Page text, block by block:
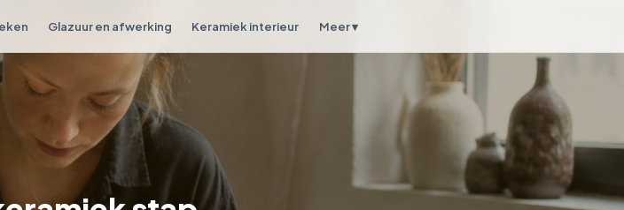
Glazuur en afwerking Keramiek interieur Meer ▾